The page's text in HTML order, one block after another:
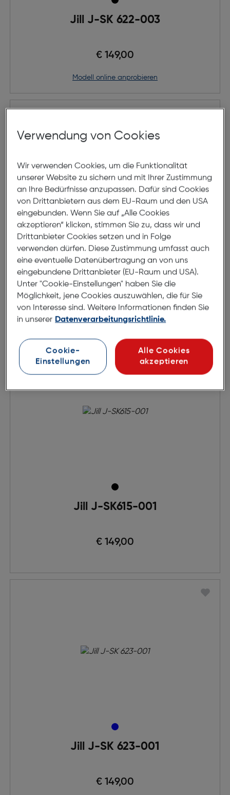
Jill J-SK 622-003
€ 149,00
Modell online anprobieren
Jill J-SK234-003
€ 149,00
Jill J-SK615-001
€ 149,00
Jill J-SK 623-001
€ 149,00
Verwendung von Cookies
Wir verwenden Cookies, um die Funktionalität
unserer Website zu sichern und mit Ihrer Zustimmung
an Ihre Bedürfnisse anzupassen. Dafür sind Cookies
von Drittanbietern aus dem EU-Raum und den USA
eingebunden. Wenn Sie auf „Alle Cookies
akzeptieren“ klicken, stimmen Sie zu, dass wir und
Drittanbieter Cookies setzen und in Folge
verwenden dürfen. Diese Zustimmung umfasst auch
eine eventuelle Datenübertragung an von uns
eingebundene Drittanbieter (EU-Raum und USA).
Unter "Cookie-Einstellungen" haben Sie die
Möglichkeit, jene Cookies auszuwählen, die für Sie
von Interesse sind. Weitere Informationen finden Sie
in unserer Datenverarbeitungsrichtlinie.
Cookie-
Einstellungen
Alle Cookies
akzeptieren